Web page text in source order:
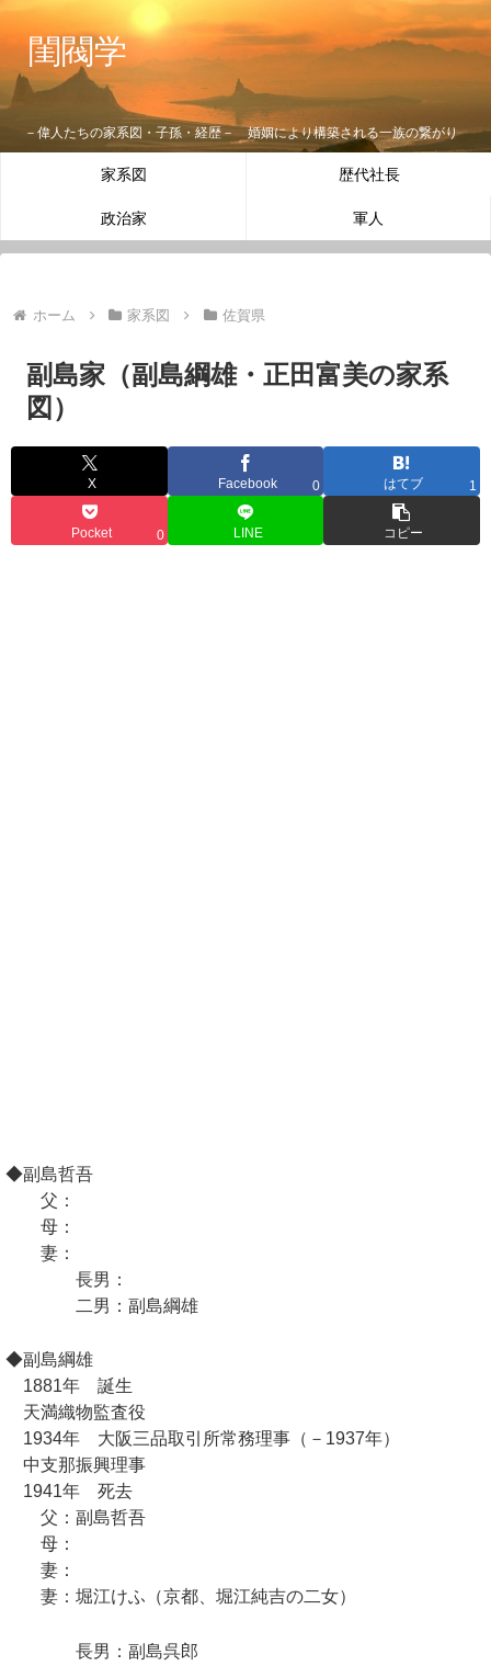
閨閥学
－偉人たちの家系図・子孫・経歴－ 婚姻により構築される一族の繋がり
家系図 歴代社長
政治家 軍人
ホーム 家系図 佐賀県
副島家（副島綱雄・正田富美の家系
図）
X Facebook 0 はてブ 1
Pocket 0 LINE コピー
◆副島哲吾
父：
母：
妻：
長男：
二男：副島綱雄
◆副島綱雄
1881年 誕生
天満織物監査役
1934年 大阪三品取引所常務理事（－1937年）
中支那振興理事
1941年 死去
父：副島哲吾
母：
妻：
妻：堀江けふ（京都、堀江純吉の二女）
長男：副島呉郎